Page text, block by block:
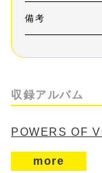
備考
収録アルバム
POWERS OF
more